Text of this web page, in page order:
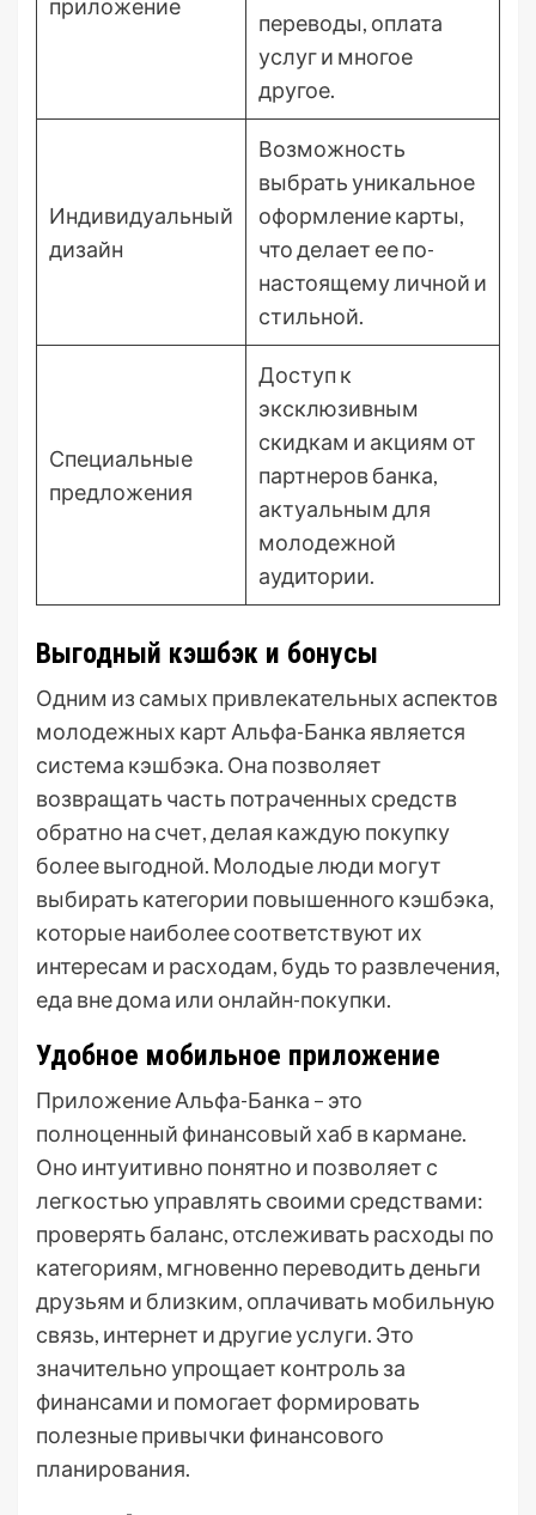
приложение
переводы, оплата
услуг и многое
другое.
Индивидуальный
дизайн
Возможность
выбрать уникальное
оформление карты,
что делает ее по-
настоящему личной и
стильной.
Специальные
предложения
Доступ к
эксклюзивным
скидкам и акциям от
партнеров банка,
актуальным для
молодежной
аудитории.
Выгодный кэшбэк и бонусы
Одним из самых привлекательных аспектов
молодежных карт Альфа-Банка является
система кэшбэка. Она позволяет
возвращать часть потраченных средств
обратно на счет, делая каждую покупку
более выгодной. Молодые люди могут
выбирать категории повышенного кэшбэка,
которые наиболее соответствуют их
интересам и расходам, будь то развлечения,
еда вне дома или онлайн-покупки.
Удобное мобильное приложение
Приложение Альфа-Банка – это
полноценный финансовый хаб в кармане.
Оно интуитивно понятно и позволяет с
легкостью управлять своими средствами:
проверять баланс, отслеживать расходы по
категориям, мгновенно переводить деньги
друзьям и близким, оплачивать мобильную
связь, интернет и другие услуги. Это
значительно упрощает контроль за
финансами и помогает формировать
полезные привычки финансового
планирования.